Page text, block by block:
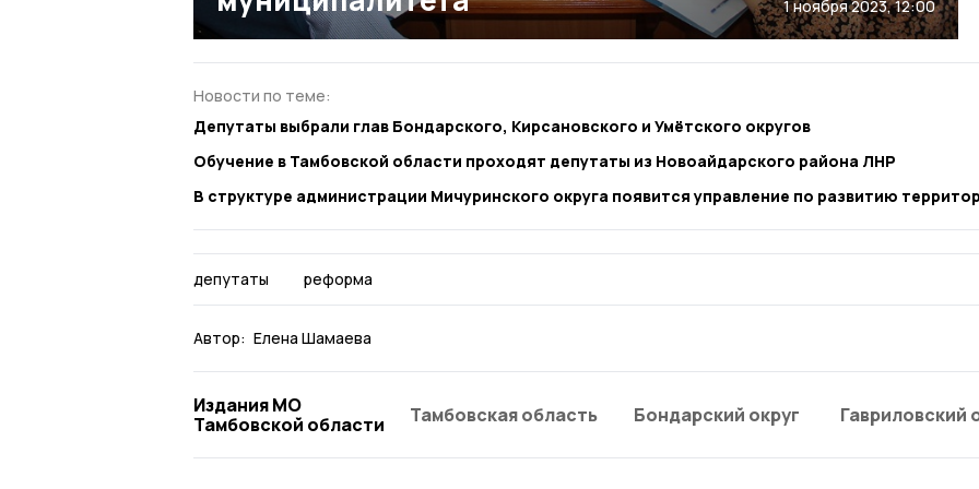
1 ноября 2023, 12:00
Новости по теме:
Депутаты выбрали глав Бондарского, Кирсановского и Умётского округов
Обучение в Тамбовской области проходят депутаты из Новоайдарского района ЛНР
В структуре администрации Мичуринского округа появится управление по развитию
депутаты реформа
Автор: Елена Шамаева
Издания МО
Тамбовской области
Тамбовская область Бондарский округ Гавриловский